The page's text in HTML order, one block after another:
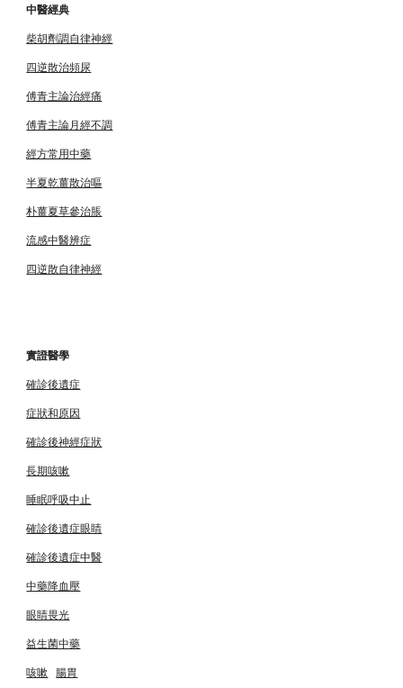
中醫經典
柴胡劑調自律神經
四逆散治頻尿
傅青主論治經痛
傅青主論月經不調
經方常用中藥
半夏乾薑散治嘔
朴薑夏草參治脹
流感中醫辨症
四逆散自律神經
實證醫學
確診後遺症
症狀和原因
確診後神經症狀
長期咳嗽
睡眠呼吸中止
確診後遺症眼睛
確診後遺症中醫
中藥降血壓
眼睛畏光
益生菌中藥
咳嗽
腸胃